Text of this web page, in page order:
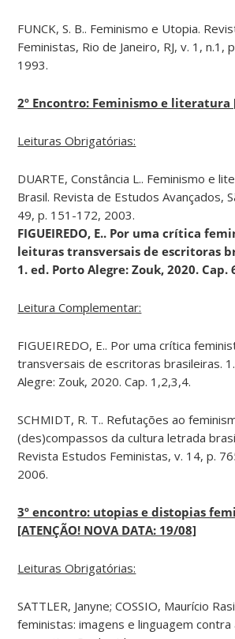
FUNCK, S. B.. Feminismo e Utopia.
Feministas, Rio de Janeiro, RJ, v. 1, n.1,
1993.
2º Encontro: Feminismo e literatura
Leituras Obrigatórias:
DUARTE, Constância L.. Feminismo e
Brasil. Revista de Estudos Avançados,
49, p. 151-172, 2003.
FIGUEIREDO, E.. Por uma crítica
leituras transversais de escritoras
1. ed. Porto Alegre: Zouk, 2020. Cap.
Leitura Complementar:
FIGUEIREDO, E.. Por uma crítica
transversais de escritoras brasileiras.
Alegre: Zouk, 2020. Cap. 1,2,3,4.
SCHMIDT, R. T.. Refutações ao
(des)compassos da cultura letrada
Revista Estudos Feministas, v. 14, p.
2006.
3º encontro: utopias e distopias
[ATENÇÃO! NOVA DATA: 19/08]
Leituras Obrigatórias:
SATTLER, Janyne; COSSIO, Maurício
feministas: imagens e linguagem contra